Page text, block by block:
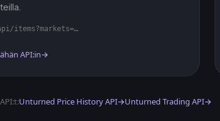
items?markets=…
API:in→
Unturned Price History API→Unturned Trading API→